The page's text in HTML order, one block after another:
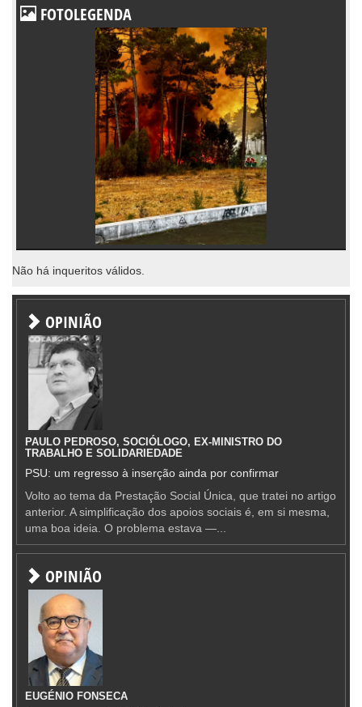
FOTOLEGENDA
Não há inqueritos válidos.
OPINIÃO
PAULO PEDROSO, SOCIÓLOGO, EX-MINISTRO DO
TRABALHO E SOLIDARIEDADE
PSU: um regresso à inserção ainda por confirmar
Volto ao tema da Prestação Social Única, que tratei no artigo
anterior. A simplificação dos apoios sociais é, em si mesma,
uma boa ideia. O problema estava —...
OPINIÃO
EUGÉNIO FONSECA